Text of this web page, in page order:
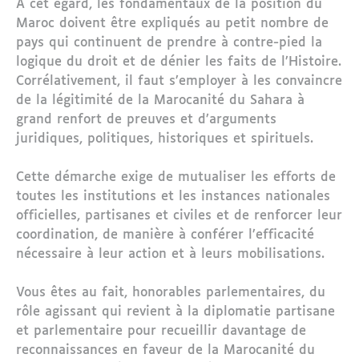
A cet égard, les fondamentaux de la position du
Maroc doivent être expliqués au petit nombre de
pays qui continuent de prendre à contre-pied la
logique du droit et de dénier les faits de l’Histoire.
Corrélativement, il faut s’employer à les convaincre
de la légitimité de la Marocanité du Sahara à
grand renfort de preuves et d’arguments
juridiques, politiques, historiques et spirituels.
Cette démarche exige de mutualiser les efforts de
toutes les institutions et les instances nationales
officielles, partisanes et civiles et de renforcer leur
coordination, de manière à conférer l’efficacité
nécessaire à leur action et à leurs mobilisations.
Vous êtes au fait, honorables parlementaires, du
rôle agissant qui revient à la diplomatie partisane
et parlementaire pour recueillir davantage de
reconnaissances en faveur de la Marocanité du